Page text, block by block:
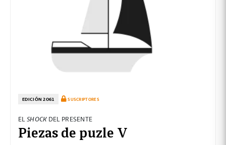
EDICIÓN 2061 SUSCRIPTORES
ELSHOCKDEL PRESENTE
Piezas de puzle V